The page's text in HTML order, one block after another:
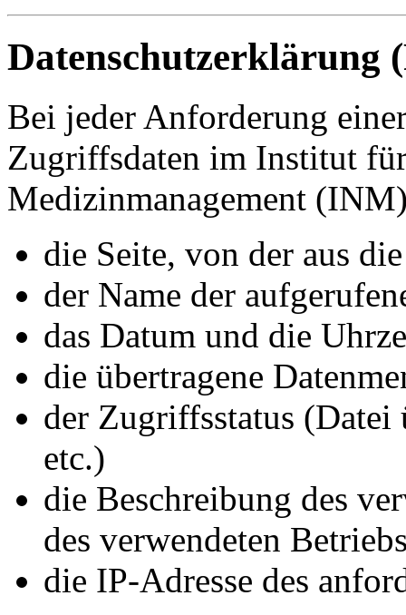
Datenschutzerklärung
Bei jeder Anforderung
Zugriffsdaten im Institut
Medizinmanagement
die Seite, von der aus
der Name der
das Datum und die
die übertragene
der Zugriffsstatus (Datei
etc.)
die Beschreibung des
des verwendeten
die IP-Adresse des